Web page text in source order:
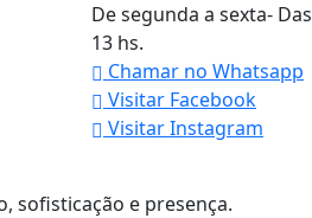
De segunda a sexta-
13 hs.
Chamar no Whatsapp
Visitar Facebook
VisitarInstagram
sofisticação e presença.